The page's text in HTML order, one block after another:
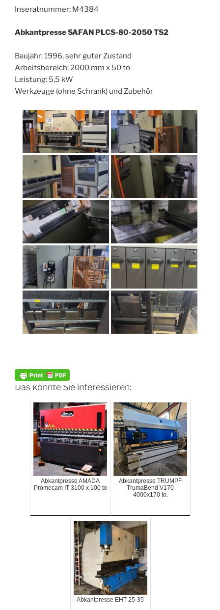
Inseratnummer: M4384
Abkantpresse SAFAN PLCS-80-2050 TS2
Baujahr: 1996, sehr guter Zustand
Arbeitsbereich: 2000 mm x 50 to
Leistung: 5,5 kW
Werkzeuge (ohne Schrank) und Zubehör
Das könnte Sie interessieren:
Abkantpresse AMADA
Promecam IT 3100 x 100 to
Abkantpresse TRUMPF
TrumaBend V170
4000x170 to.
Abkantpresse EHT 25-35